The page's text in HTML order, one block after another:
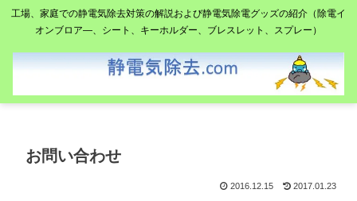
工場、家庭での静電気除去対策の解説および静電気除電グッズの紹介（除電イ
オンブロア―、シート、キーホルダー、ブレスレット、スプレー）
お問い合わせ
2016.12.15 2017.01.23